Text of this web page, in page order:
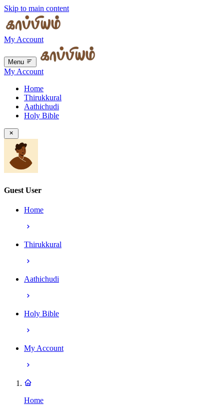
Skip to main content
My Account
Menu
My Account
Home
Thirukkural
Aathichudi
Holy Bible
Guest User
Home
Thirukkural
Aathichudi
Holy Bible
My Account
Home